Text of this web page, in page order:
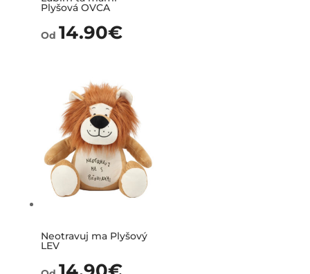
Plyšová OVCA
Od 14.90€
Neotravuj ma Plyšový
LEV